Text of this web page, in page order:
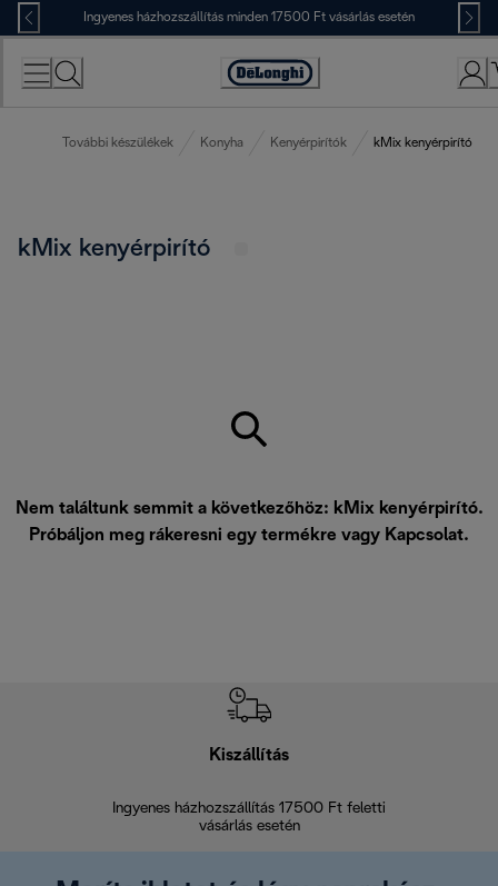
Skip
to
Content
Ingyenes házhozszállítás minden 17500 Ft vásárlás esetén
Accessibility
További készülékek Konyha Kenyérpirítók kMix kenyérpirító
kMix kenyérpirító
Nem találtunk semmit a következőhöz: kMix kenyérpirító.
Próbáljon meg rákeresni egy termékre vagy Kapcsolat.
Kiszállítás
Ingyenes házhozszállítás 17500 Ft feletti
vásárlás esetén